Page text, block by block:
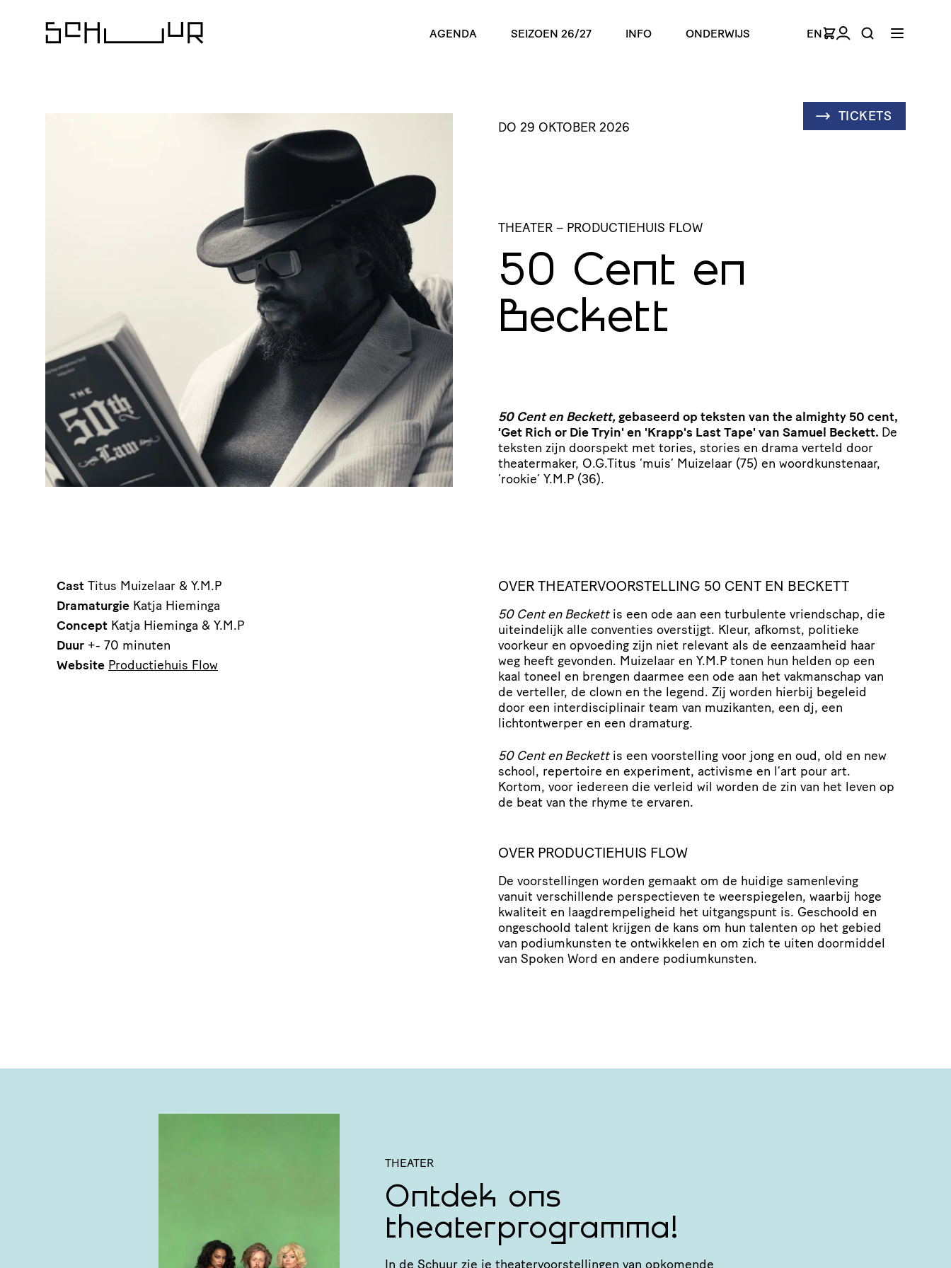
AGENDA SEIZOEN 26/27 INFO ONDERWIJS EN
TICKETS
DO 29 OKTOBER 2026
THEATER – PRODUCTIEHUIS FLOW
50 Cent en
Beckett
50 Cent en Beckett,gebaseerd op teksten van the almighty 50 cent,
’Get Rich or Die Tryin' en 'Krapp's Last Tape' van Samuel Beckett. De
teksten zijn doorspekt met tories, stories en drama verteld door
theatermaker, O.G.Titus ‘muis’ Muizelaar (75) en woordkunstenaar,
‘rookie’ Y.M.P (36).
OVER THEATERVOORSTELLING 50 CENT EN BECKETT
50 Cent en Beckettis een ode aan een turbulente vriendschap, die
uiteindelijk alle conventies overstijgt. Kleur, afkomst, politieke
voorkeur en opvoeding zijn niet relevant als de eenzaamheid haar
weg heeft gevonden. Muizelaar en Y.M.P tonen hun helden op een
kaal toneel en brengen daarmee een ode aan het vakmanschap van
de verteller, de clown en the legend. Zij worden hierbij begeleid
door een interdisciplinair team van muzikanten, een dj, een
lichtontwerper en een dramaturg.
50 Cent en Beckettis een voorstelling voor jong en oud, old en new
school, repertoire en experiment, activisme en l’art pour art.
Kortom, voor iedereen die verleid wil worden de zin van het leven op
de beat van the rhyme te ervaren.
OVER PRODUCTIEHUIS FLOW
De voorstellingen worden gemaakt om de huidige samenleving
vanuit verschillende perspectieven te weerspiegelen, waarbij hoge
kwaliteit en laagdrempeligheid het uitgangspunt is. Geschoold en
ongeschoold talent krijgen de kans om hun talenten op het gebied
van podiumkunsten te ontwikkelen en om zich te uiten doormiddel
van Spoken Word en andere podiumkunsten.
Cast Titus Muizelaar & Y.M.P
Dramaturgie Katja Hieminga
Concept Katja Hieminga & Y.M.P
Duur +- 70 minuten
Website Productiehuis Flow
THEATER
Ontdek ons
theaterprogramma!
In de Schuur zie je thea­ter­voor­stel­lingen van opkomende